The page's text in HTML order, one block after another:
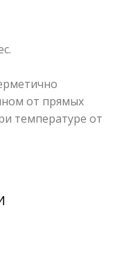
от прямых
температуре от